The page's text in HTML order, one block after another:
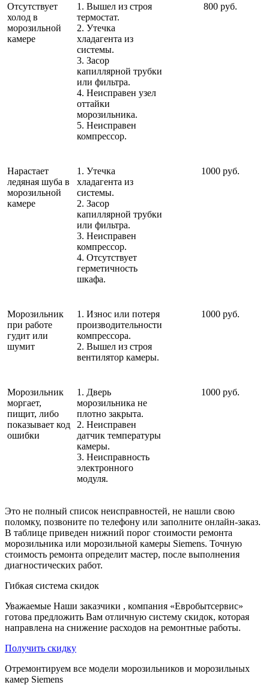
Отсутствует
холод в
морозильной
камере
1. Вышел из строя
термостат.
2. Утечка
хладагента из
системы.
3. Засор
капиллярной трубки
или фильтра.
4. Неисправен узел
оттайки
морозильника.
5. Неисправен
компрессор.
800 руб.
Нарастает
ледяная шуба в
морозильной
камере
1. Утечка
хладагента из
системы.
2. Засор
капиллярной трубки
или фильтра.
3. Неисправен
компрессор.
4. Отсутствует
герметичность
шкафа.
1000 руб.
Морозильник
при работе
гудит или
шумит
1. Износ или потеря
производительности
компрессора.
2. Вышел из строя
вентилятор камеры.
1000 руб.
Морозильник
моргает,
пищит, либо
показывает код
ошибки
1. Дверь
морозильника не
плотно закрыта.
2. Неисправен
датчик температуры
камеры.
3. Неисправность
электронного
модуля.
1000 руб.
Это не полный список неисправностей, не нашли свою
поломку, позвоните по телефону или заполните онлайн-заказ.
В таблице приведен нижний порог стоимости ремонта
морозильника или морозильной камеры Siemens. Точную
стоимость ремонта определит мастер, после выполнения
диагностических работ.
Гибкая система скидок
Уважаемые Наши заказчики , компания «Евробытсервис»
готова предложить Вам отличную систему скидок, которая
направлена на снижение расходов на ремонтные работы.
Получить скидку
Отремонтируем все модели морозильников и морозильных
камер Siemens